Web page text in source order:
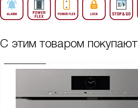
С этим товаром покупают